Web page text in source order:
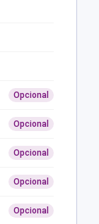
Opcional
Opcional
Opcional
Opcional
Opcional